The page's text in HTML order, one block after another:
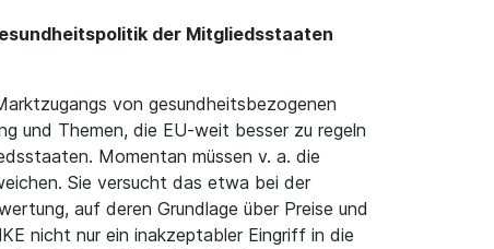
der Mitgliedsstaaten
von gesundheitsbezogenen
und Themen, die EU-weit besser zu regeln
Momentan müssen v. a. die
Sie versucht das etwa bei der
auf deren Grundlage über Preise und
nicht nur ein inakzeptabler Eingriff in die